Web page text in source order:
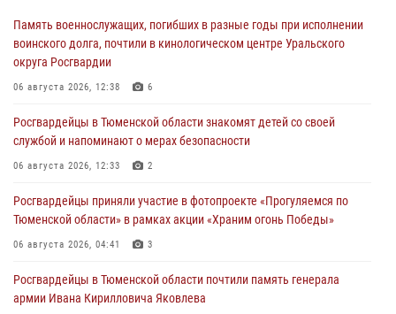
Память военнослужащих, погибших в разные годы при исполнении
воинского долга, почтили в кинологическом центре Уральского
округа Росгвардии
06 августа 2026, 12:38 6
Росгвардейцы в Тюменской области знакомят детей со своей
службой и напоминают о мерах безопасности
06 августа 2026, 12:33 2
Росгвардейцы приняли участие в фотопроекте «Прогуляемся по
Тюменской области» в рамках акции «Храним огонь Победы»
06 августа 2026, 04:41 3
Росгвардейцы в Тюменской области почтили память генерала
армии Ивана Кирилловича Яковлева